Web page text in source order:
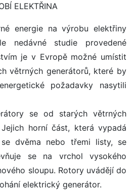
ELEKTŘINA
energie na výrobu elektřiny
nedávné studie provedené
je v Evropě možné umístit
větrných generátorů, které by
požadavky nasytili
se od starých větrných
horní část, která vypadá
dvěma nebo třemi listy, se
se na vrchol vysokého
sloupu. Rotory uvádějí do
elektrický generátor.